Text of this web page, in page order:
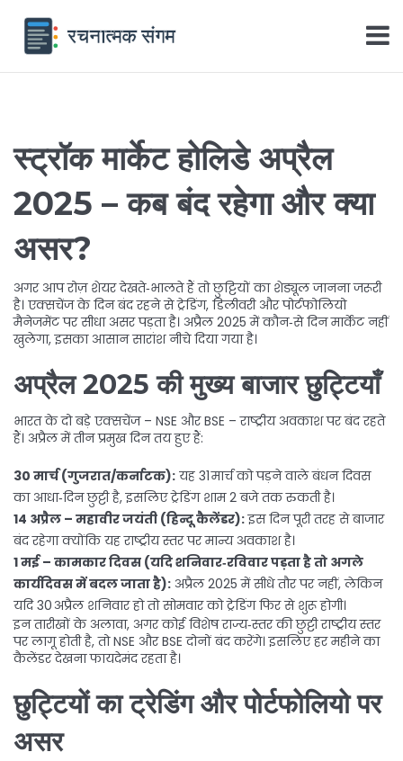
स्ट्रॉक मार्केट होलिडे अप्रैल
2025 – कब बंद रहेगा और क्या
असर?
अगर आप रोज़ शेयर देखते‑भालते हैं तो छुट्टियों का शेड्यूल जानना जरूरी
है। एक्सचेंज के दिन बंद रहने से ट्रेडिंग, डिलीवरी और पोर्टफोलियो
मैनेजमेंट पर सीधा असर पड़ता है। अप्रैल 2025 में कौन‑से दिन मार्केट नहीं
खुलेगा, इसका आसान सारांश नीचे दिया गया है।
अप्रैल 2025 की मुख्य बाजार छुट्टियाँ
भारत के दो बड़े एक्सचेंज – NSE और BSE – राष्ट्रीय अवकाश पर बंद रहते
हैं। अप्रैल में तीन प्रमुख दिन तय हुए हैं:
30 मार्च (गुजरात/कर्नाटक): यह 31 मार्च को पड़ने वाले बंधन दिवस
का आधा‑दिन छुट्टी है, इसलिए ट्रेडिंग शाम 2 बजे तक रुकती है।
14 अप्रैल – महावीर जयंती (हिन्दू कैलेंडर):इस दिन पूरी तरह से बाजार
बंद रहेगा क्योंकि यह राष्ट्रीय स्तर पर मान्य अवकाश है।
1 मई – कामकार दिवस (यदि शनिवार‑रविवार पड़ता है तो अगले
कार्यदिवस में बदल जाता है): अप्रैल 2025 में सीधे तौर पर नहीं, लेकिन
यदि 30 अप्रैल शनिवार हो तो सोमवार को ट्रेडिंग फिर से शुरू होगी।
इन तारीखों के अलावा, अगर कोई विशेष राज्य‑स्तर की छुट्टी राष्ट्रीय स्तर
पर लागू होती है, तो NSE और BSE दोनों बंद करेंगे। इसलिए हर महीने का
कैलेंडर देखना फायदेमंद रहता है।
छुट्टियों का ट्रेडिंग और पोर्टफोलियो पर
असर